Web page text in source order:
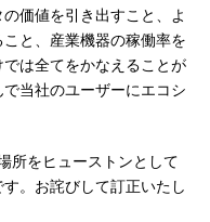
価値を引き出すこと、よ
と、産業機器の稼働率を
は全てをかなえることが
当社のユーザーにエコシ
所をヒューストンとして
。お詫びして訂正いたし